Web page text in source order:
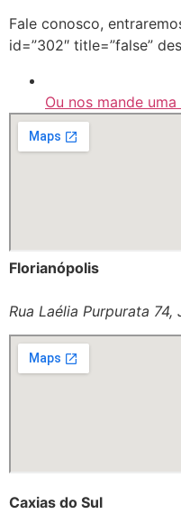
Fale conosco,
id=”302″ title=”false”
Ou nos mande
Florianópolis
Rua Laélia Purpurata
Caxias do Sul